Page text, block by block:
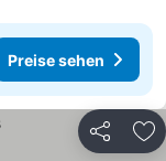
Preise sehen
Teilen